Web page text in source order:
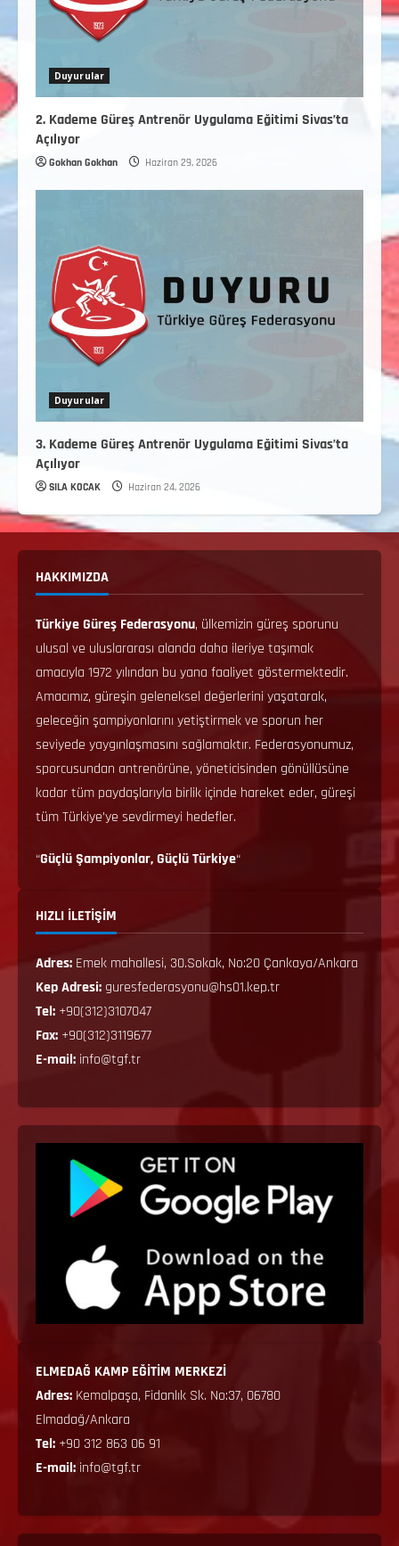
Duyurular
2. Kademe Güreş Antrenör Uygulama Eğitimi Sivas’ta
Açılıyor
Gokhan Gokhan Haziran 29, 2026
Duyurular
3. Kademe Güreş Antrenör Uygulama Eğitimi Sivas’ta
Açılıyor
SILA KOCAK Haziran 24, 2026
HAKKIMIZDA
Türkiye Güreş Federasyonu, ülkemizin güreş sporunu
ulusal ve uluslararası alanda daha ileriye taşımak
amacıyla 1972 yılından bu yana faaliyet göstermektedir.
Amacımız, güreşin geleneksel değerlerini yaşatarak,
geleceğin şampiyonlarını yetiştirmek ve sporun her
seviyede yaygınlaşmasını sağlamaktır. Federasyonumuz,
sporcusundan antrenörüne, yöneticisinden gönüllüsüne
kadar tüm paydaşlarıyla birlik içinde hareket eder, güreşi
tüm Türkiye’ye sevdirmeyi hedefler.
“Güçlü Şampiyonlar, Güçlü Türkiye“
HIZLI İLETİŞİM
Adres: Emek mahallesi, 30.Sokak, No:20 Çankaya/Ankara
Kep Adresi: guresfederasyonu@hs01.kep.tr
Tel: +90(312)3107047
Fax: +90(312)3119677
E-mail: info@tgf.tr
ELMEDAĞ KAMP EĞİTİM MERKEZİ
Adres: Kemalpaşa, Fidanlık Sk. No:37, 06780
Elmadağ/Ankara
Tel: +90 312 863 06 91
E-mail: info@tgf.tr